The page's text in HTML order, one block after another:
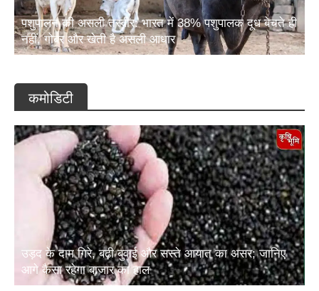
पशुपालन की असली तस्वीर: भारत में 38% पशुपालक दूध बेचते ही
नहीं, गोबर और खेती है असली आधार
कमोडिटी
उड़द के दाम गिरे, बढ़ी बुवाई और सस्ते आयात का असर; जानिए
आगे कैसा रहेगा बाजार का हाल